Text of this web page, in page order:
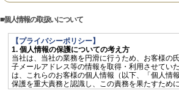
個人情報の取扱いについて
【プライバシーポリシー】
1. 個人情報の保護についての考え方
当社は、当社の業務を円滑に行うため、お客様の
子メールアドレス等の情報を取得・利用させてい
は、これらのお客様の個人情報（以下、「個人情
保護を重大責務と認識し、この責務を果たすため